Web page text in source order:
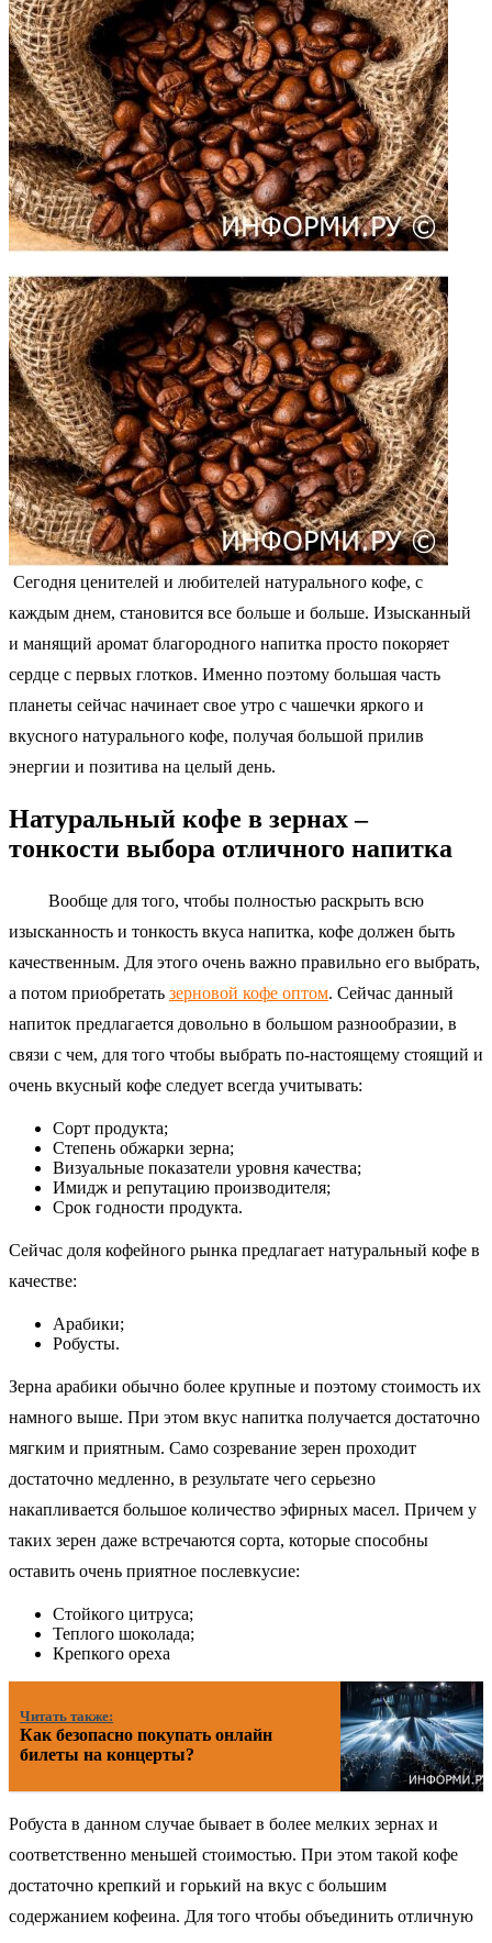
Сегодня ценителей и любителей натурального кофе, с
каждым днем, становится все больше и больше. Изысканный
и манящий аромат благородного напитка просто покоряет
сердце с первых глотков. Именно поэтому большая часть
планеты сейчас начинает свое утро с чашечки яркого и
вкусного натурального кофе, получая большой прилив
энергии и позитива на целый день.
Натуральный кофе в зернах –
тонкости выбора отличного напитка
Вообще для того, чтобы полностью раскрыть всю
изысканность и тонкость вкуса напитка, кофе должен быть
качественным. Для этого очень важно правильно его выбрать,
а потом приобретать зерновой кофе оптом. Сейчас данный
напиток предлагается довольно в большом разнообразии, в
связи с чем, для того чтобы выбрать по-настоящему стоящий и
очень вкусный кофе следует всегда учитывать:
Сорт продукта;
Степень обжарки зерна;
Визуальные показатели уровня качества;
Имидж и репутацию производителя;
Срок годности продукта.
Сейчас доля кофейного рынка предлагает натуральный кофе в
качестве:
Арабики;
Робусты.
Зерна арабики обычно более крупные и поэтому стоимость их
намного выше. При этом вкус напитка получается достаточно
мягким и приятным. Само созревание зерен проходит
достаточно медленно, в результате чего серьезно
накапливается большое количество эфирных масел. Причем у
таких зерен даже встречаются сорта, которые способны
оставить очень приятное послевкусие:
Стойкого цитруса;
Теплого шоколада;
Крепкого ореха
Читать также:
Как безопасно покупать онлайн
билеты на концерты?
Робуста в данном случае бывает в более мелких зернах и
соответственно меньшей стоимостью. При этом такой кофе
достаточно крепкий и горький на вкус с большим
содержанием кофеина. Для того чтобы объединить отличную